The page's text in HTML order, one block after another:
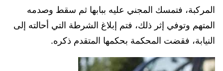
المركبة، فتمسك المجني عليه ببابها ثم سقط وصدمه
المتهم وتوفي إثر ذلك، فتم إبلاغ الشرطة التي أحالته إلى
النيابة، فقضت المحكمة بحكمها المتقدم ذكره.